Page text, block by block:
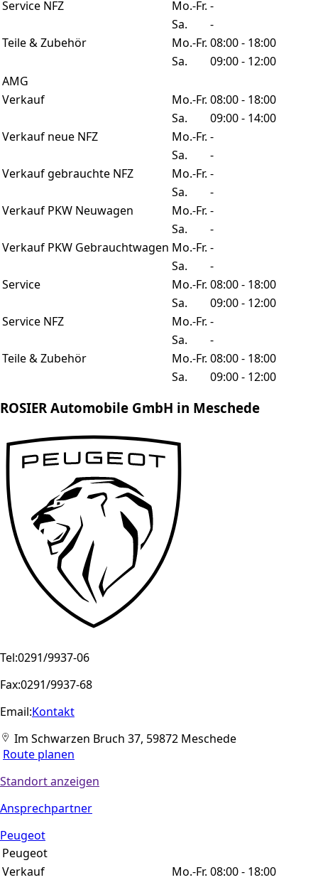
Service NFZ Mo.-Fr. -
Sa.
-
Teile & Zubehör
Mo.-Fr. 08:00 - 18:00
Sa.
09:00 - 12:00
AMG
Verkauf
Mo.-Fr. 08:00 - 18:00
Sa.
09:00 - 14:00
Verkauf neue NFZ
Mo.-Fr. -
Sa.
-
Verkauf gebrauchte NFZ
Mo.-Fr. -
Sa.
-
Verkauf PKW Neuwagen
Mo.-Fr. -
Sa.
-
Verkauf PKW Gebrauchtwagen Mo.-Fr. -
Sa.
-
Service
Mo.-Fr. 08:00 - 18:00
Sa.
09:00 - 12:00
Service NFZ
Mo.-Fr. -
Sa.
-
Teile & Zubehör
Mo.-Fr. 08:00 - 18:00
Sa.
09:00 - 12:00
ROSIER Automobile GmbH in Meschede
Tel:0291/9937-06
Fax:0291/9937-68
Email:Kontakt
Im Schwarzen Bruch 37, 59872 Meschede
Route planen
Standort anzeigen
Ansprechpartner
Peugeot
Peugeot
Verkauf
Mo.-Fr. 08:00 - 18:00